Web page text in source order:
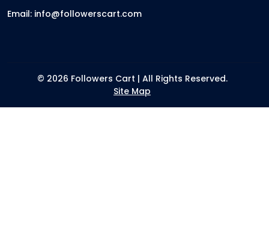
Email: info@followerscart.com
© 2026 Followers Cart | All Rights Reserved.
Site Map